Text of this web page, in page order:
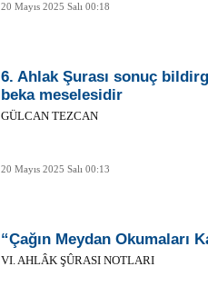
20 Mayıs 2025 Salı 00:18
6. Ahlak Şurası sonuç
beka meselesidir
GÜLCAN TEZCAN
20 Mayıs 2025 Salı 00:13
“Çağın Meydan Okumaları
VI. AHLÂK ŞÛRASI NOTLARI